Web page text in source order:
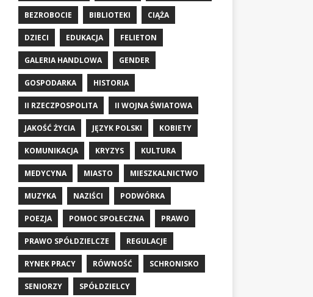
BEZROBOCIE BIBLIOTEKI CIĄŻA
DZIECI EDUKACJA FELIETON
GALERIA HANDLOWA GENDER
GOSPODARKA HISTORIA
II RZECZPOSPOLITA II WOJNA ŚWIATOWA
JAKOŚĆ ŻYCIA JĘZYK POLSKI KOBIETY
KOMUNIKACJA KRYZYS KULTURA
MEDYCYNA MIASTO MIESZKALNICTWO
MUZYKA NAZIŚCI PODWÓRKA
POEZJA POMOC SPOŁECZNA PRAWO
PRAWO SPÓŁDZIELCZE REGULACJE
RYNEK PRACY RÓWNOŚĆ SCHRONISKO
SENIORZY SPÓŁDZIELCY